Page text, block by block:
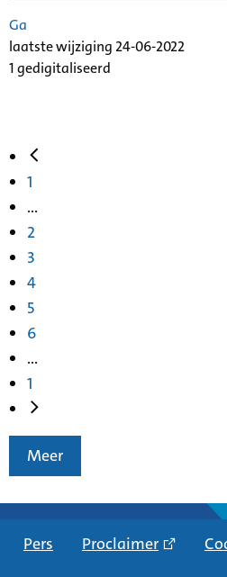
Ga
laatste wijziging 24-06-2022
1 gedigitaliseerd
1
...
2
3
4
5
6
...
1
Meer
Pers Proclaimer